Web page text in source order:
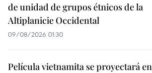
de unidad de grupos étnicos de la
Altiplanicie Occidental
09/08/2026 01:30
Película vietnamita se proyectará en